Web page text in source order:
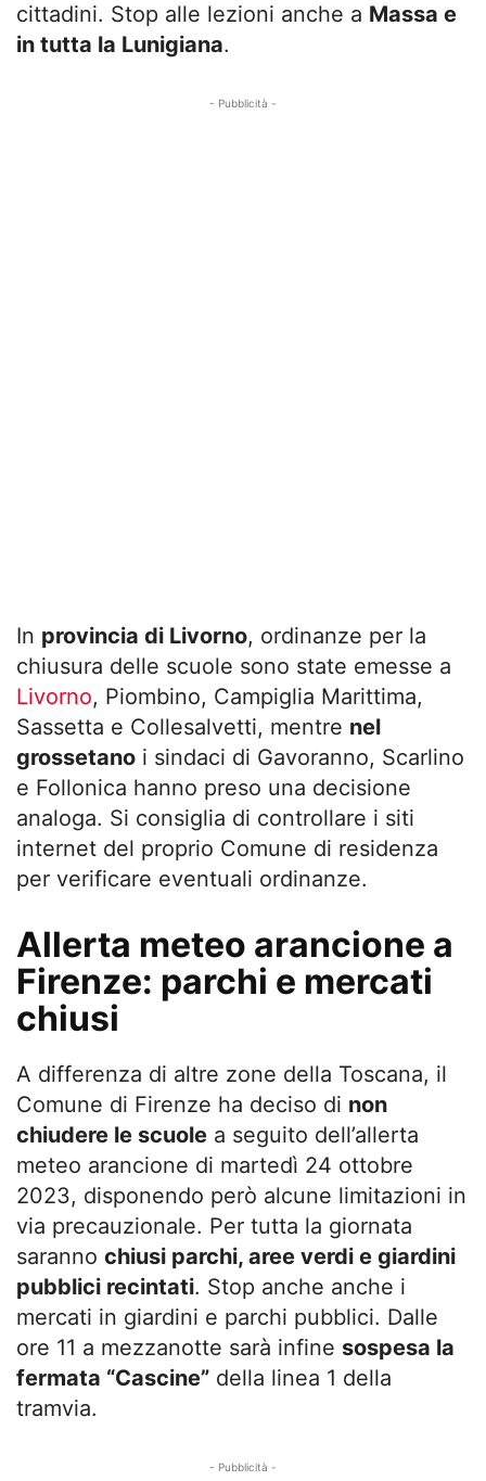
cittadini. Stop alle lezioni anche a Massa e
in tutta la Lunigiana.
- Pubblicità -
In provincia di Livorno, ordinanze per la
chiusura delle scuole sono state emesse a
Livorno, Piombino, Campiglia Marittima,
Sassetta e Collesalvetti, mentre nel
grossetano i sindaci di Gavoranno, Scarlino
e Follonica hanno preso una decisione
analoga. Si consiglia di controllare i siti
internet del proprio Comune di residenza
per verificare eventuali ordinanze.
Allerta meteo arancione a
Firenze: parchi e mercati
chiusi
A differenza di altre zone della Toscana, il
Comune di Firenze ha deciso di non
chiudere le scuole a seguito dell’allerta
meteo arancione di martedì 24 ottobre
2023, disponendo però alcune limitazioni in
via precauzionale. Per tutta la giornata
saranno chiusi parchi, aree verdi e giardini
pubblici recintati. Stop anche anche i
mercati in giardini e parchi pubblici. Dalle
ore 11 a mezzanotte sarà infine sospesa la
fermata “Cascine” della linea 1 della
tramvia.
- Pubblicità -